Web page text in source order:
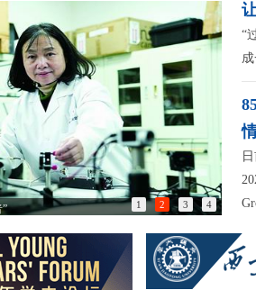
以
1 2 3 4
“